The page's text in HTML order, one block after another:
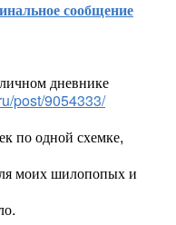
сообщение
дневнике
post/9054333/
по одной схемке,
моих шилопопых и